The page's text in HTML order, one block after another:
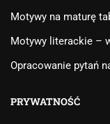
Motywy na maturę
Motywy literackie –
Opracowanie pytań
PRYWATNOŚĆ